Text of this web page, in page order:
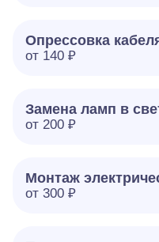
Опрессовка
от 140 ₽
Замена ламп в
от 200 ₽
Монтаж
от 300 ₽